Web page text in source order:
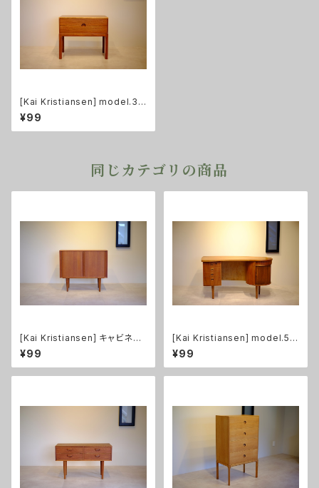
[Kai Kristiansen] model.38
4 2段チェスト チーク
¥99
同じカテゴリの商品
[Kai Kristiansen] キャビネッ
ト 蛇腹扉 チーク
¥99
[Kai Kristiansen] model.54
キドニーデスク チーク
¥99